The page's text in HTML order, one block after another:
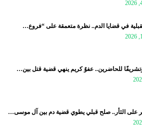
في قضايا الدم.. نظرة متعمقة على “فروع…
وتشريفًا للحاضرين.. عفوٌ كريم ينهي قضية قتل بين…
على الثأر.. صلح قبلي يطوي قضية دم بين آل موسى…